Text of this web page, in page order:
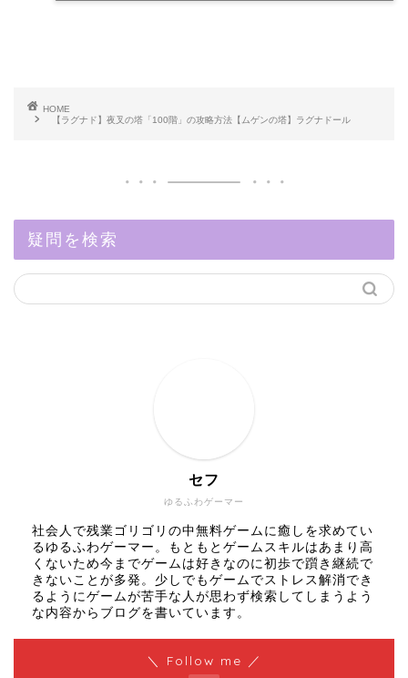
HOME
【ラグナド】夜叉の塔「100階」の攻略方法【ムゲンの塔】ラグナドール
疑問を検索
ゆるふわゲーマー
セフ
社会人で残業ゴリゴリの中無料ゲームに癒しを求めてい
るゆるふわゲーマー。もともとゲームスキルはあまり高
くないため今までゲームは好きなのに初歩で躓き継続で
きないことが多発。少しでもゲームでストレス解消でき
るようにゲームが苦手な人が思わず検索してしまうよう
な内容からブログを書いています。
＼ Follow me ／